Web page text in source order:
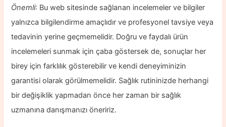
Önemli: Bu web sitesinde sağlanan incelemeler ve bilgiler
yalnızca bilgilendirme amaçlıdır ve profesyonel tavsiye veya
tedavinin yerine geçmemelidir. Doğru ve faydalı ürün
incelemeleri sunmak için çaba göstersek de, sonuçlar her
birey için farklılık gösterebilir ve kendi deneyiminizin
garantisi olarak görülmemelidir. Sağlık rutininizde herhangi
bir değişiklik yapmadan önce her zaman bir sağlık
uzmanına danışmanızı öneririz.